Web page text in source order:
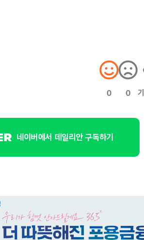
0 0
네이버에서 데일리안 구독하기